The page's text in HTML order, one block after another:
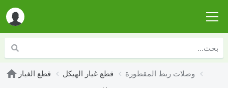
قطع الغيار قطع غيار الهيكل وصلات ربط المقطورة